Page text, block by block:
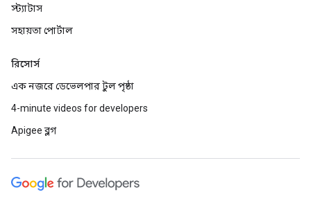
স্ট্যাটাস
সহায়তা পোর্টাল
রিসোর্স
এক নজরে ডেভেলপার টুল পৃষ্ঠা
4-minute videos for developers
Apigee ব্লগ